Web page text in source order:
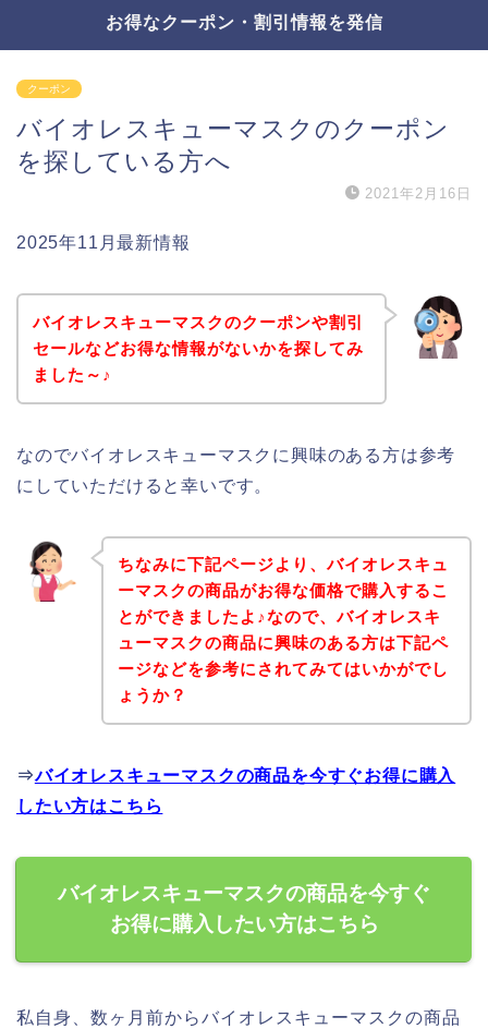
お得なクーポン・割引情報を発信
クーポン
バイオレスキューマスクのクーポン
を探している方へ
2021年2月16日
2025年11月最新情報
バイオレスキューマスクのクーポンや割引
セールなどお得な情報がないかを探してみ
ました～♪
なのでバイオレスキューマスクに興味のある方は参考
にしていただけると幸いです。
ちなみに下記ページより、バイオレスキュ
ーマスクの商品がお得な価格で購入するこ
とができましたよ♪なので、バイオレスキ
ューマスクの商品に興味のある方は下記ペ
ージなどを参考にされてみてはいかがでし
ょうか？
⇒バイオレスキューマスクの商品を今すぐお得に購入
したい方はこちら
バイオレスキューマスクの商品を今すぐ
お得に購入したい方はこちら
私自身、数ヶ月前からバイオレスキューマスクの商品